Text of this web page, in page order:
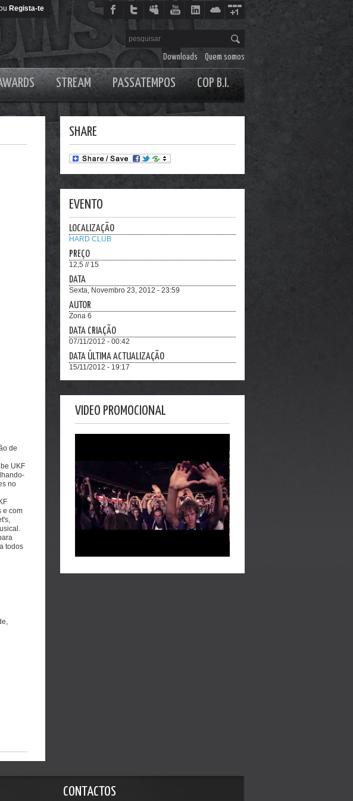
Regista-te
Downloads Quem somos
STREAM PASSATEMPOS COP B.I.
de
UKF
no
e com
todos
SHARE
EVENTO
LOCALIZAÇÃO
HARD CLUB
PREÇO
12,5 // 15
DATA
Sexta, Novembro 23, 2012 - 23:59
AUTOR
Zona 6
DATA CRIAÇÃO
07/11/2012 - 00:42
DATA ÚLTIMA ACTUALIZAÇÃO
15/11/2012 - 19:17
VIDEO PROMOCIONAL
CONTACTOS